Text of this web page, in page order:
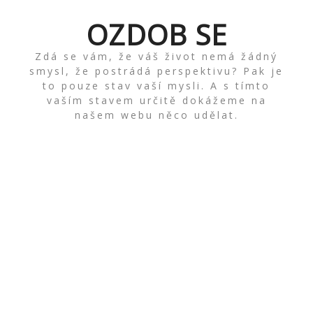
OZDOB SE
Zdá se vám, že váš život nemá žádný
smysl, že postrádá perspektivu? Pak je
to pouze stav vaší mysli. A s tímto
vaším stavem určitě dokážeme na
našem webu něco udělat.